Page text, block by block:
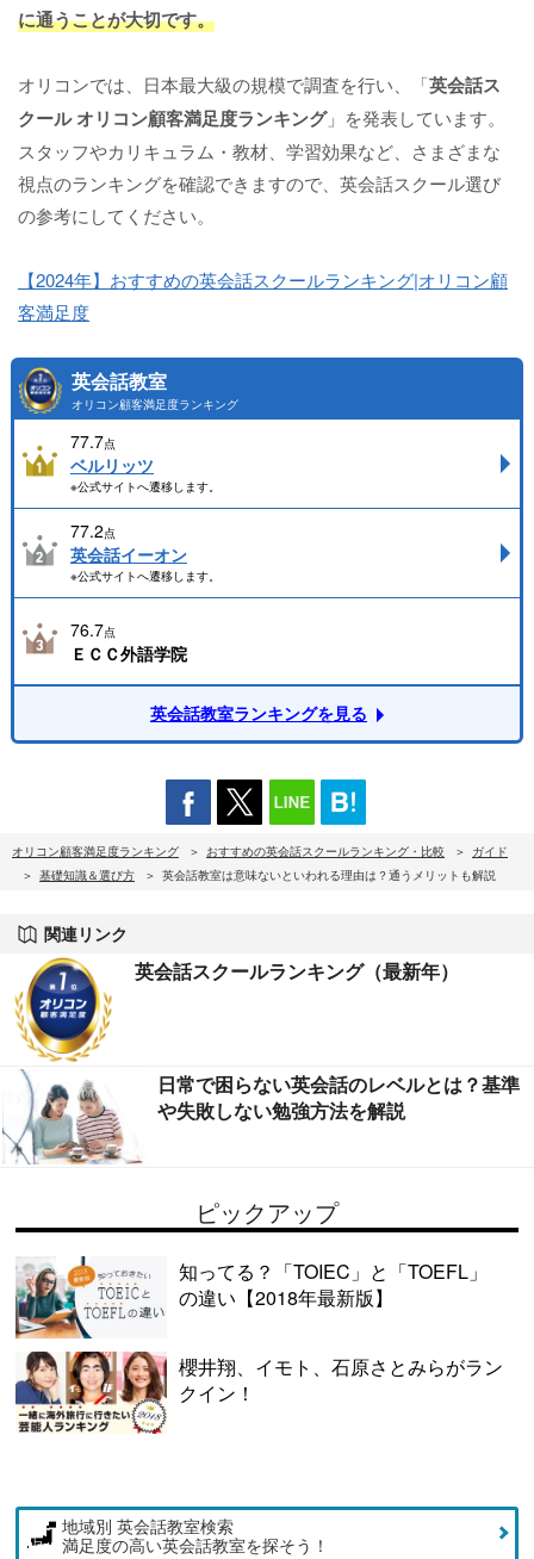
に通うことが大切です。
オリコンでは、日本最大級の規模で調査を行い、「英会話ス
クール オリコン顧客満足度ランキング」を発表しています。
スタッフやカリキュラム・教材、学習効果など、さまざまな
視点のランキングを確認できますので、英会話スクール選び
の参考にしてください。
【2024年】おすすめの英会話スクールランキング|オリコン顧
客満足度
英会話教室
オリコン顧客満足度ランキング
77.7点
ベルリッツ
※公式サイトへ遷移します。
77.2点
英会話イーオン
※公式サイトへ遷移します。
76.7点
ＥＣＣ外語学院
英会話教室ランキングを見る
オリコン顧客満足度ランキング おすすめの英会話スクールランキング・比較
ガイド
基礎知識＆選び方
英会話教室は意味ないといわれる理由は？通うメリットも解説
関連リンク
英会話スクールランキング（最新年）
日常で困らない英会話のレベルとは？基準
や失敗しない勉強方法を解説
ピックアップ
知ってる？「TOIEC」と「TOEFL」
の違い【2018年最新版】
櫻井翔、イモト、石原さとみらがラン
クイン！
地域別 英会話教室検索
満足度の高い英会話教室を探そう！